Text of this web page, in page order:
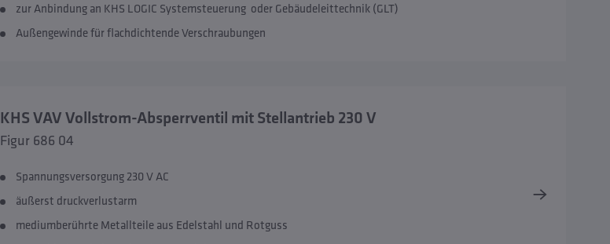
zur Anbindung an KHS LOGIC Systemsteuerung oder Gebäudeleittechnik (GLT)
Außengewinde für flachdichtende Verschraubungen
KHS VAV Vollstrom-Absperrventil mit Stellantrieb 230 V
Figur 686 04
Spannungsversorgung 230 V AC
äußerst druckverlustarm
mediumberührte Metallteile aus Edelstahl und Rotguss